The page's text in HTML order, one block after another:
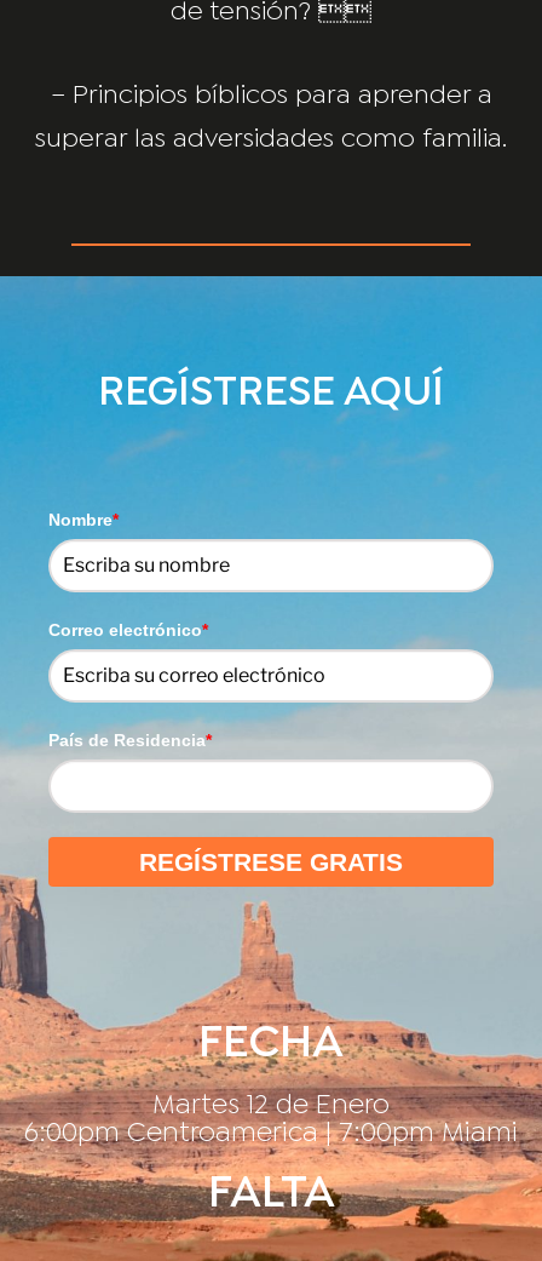
de tensión? 
– Principios bíblicos para aprender a
superar las adversidades como familia.
REGÍSTRESE AQUÍ
Nombre*
Correo electrónico*
País de Residencia*
REGÍSTRESE GRATIS
FECHA
Martes 12 de Enero
6:00pm Centroamerica | 7:00pm Miami
FALTA